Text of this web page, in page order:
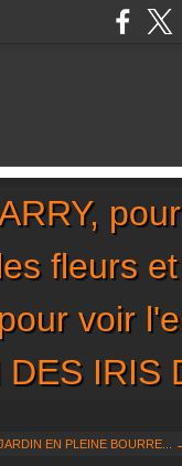
fleurs
voir
IRIS
EN PLEINE BOURRE...